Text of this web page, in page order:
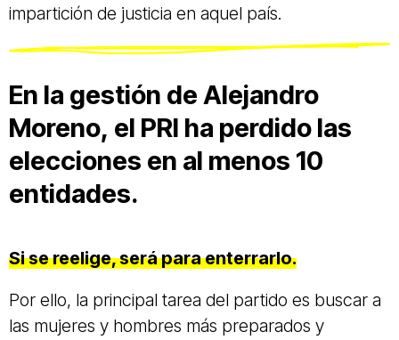
impartición de justicia en aquel país.
En la gestión de Alejandro
Moreno, el PRI ha perdido las
elecciones en al menos 10
entidades.
Si se reelige, será para enterrarlo.
Por ello, la principal tarea del partido es buscar a
las mujeres y hombres más preparados y